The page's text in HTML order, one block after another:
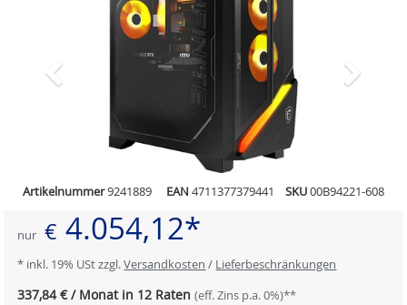
Artikelnummer9241889 EAN 4711377379441 SKU00B94221-608
nur € 4.054,12*
* inkl. 19% USt zzgl.Versandkosten / Lieferbeschränkungen
337,84 € / Monat in 12 Raten (eff. Zins p.a. 0%)**